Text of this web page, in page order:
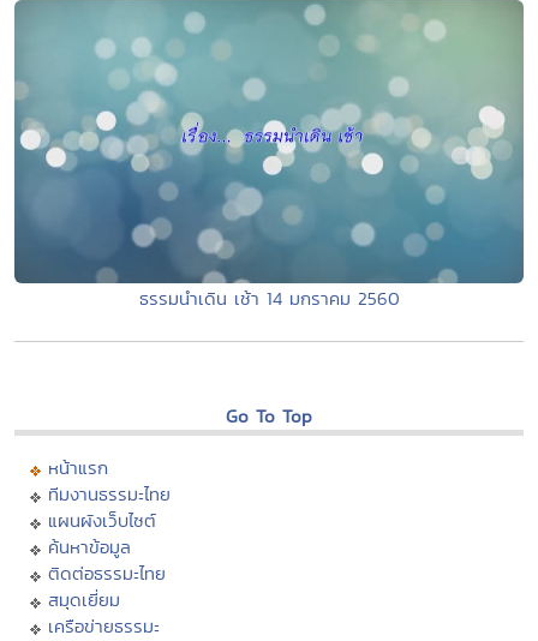
ธรรมนำเดิน เช้า 14 มกราคม 2560
Go To Top
หน้าแรก
ทีมงานธรรมะไทย
แผนผังเว็บไซต์
ค้นหาข้อมูล
ติดต่อธรรมะไทย
สมุดเยี่ยม
เครือข่ายธรรมะ